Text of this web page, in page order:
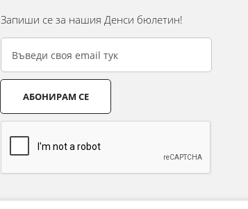
Запиши се за нашия Денси бюлетин!
АБОНИРАМ СЕ